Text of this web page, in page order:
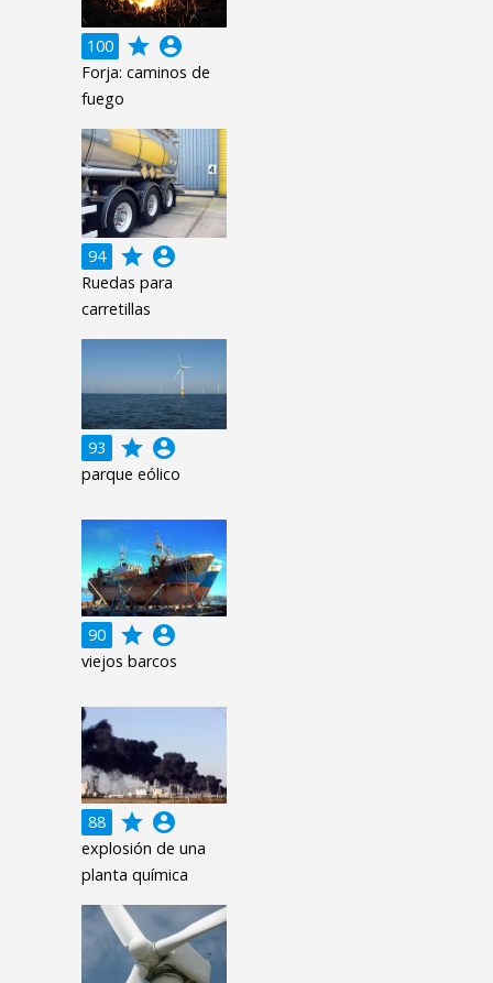
100 grade account_circle
Forja: caminos de
fuego
94 grade account_circle
Ruedas para
carretillas
93 grade account_circle
parque eólico
90 grade account_circle
viejos barcos
88 grade account_circle
explosión de una
planta química